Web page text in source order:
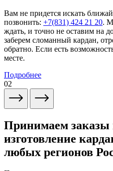
Вам не придется искать
позвонить: +7(831) 424 21 20.
ждать, и точно не оставим на
заберем сломанный кардан,
обратно. Если есть
месте.
Подробнее
02
Принимаем заказы
изготовление
любых регионов